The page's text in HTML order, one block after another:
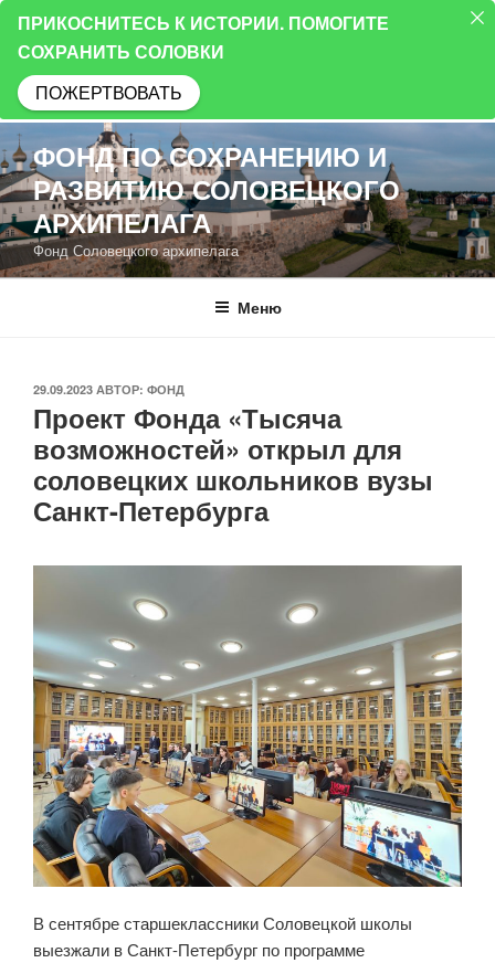
Перейти
к
содержимому
ФОНД ПО СОХРАНЕНИЮ И
РАЗВИТИЮ СОЛОВЕЦКОГО
АРХИПЕЛАГА
Фонд Соловецкого архипелага
Меню
ОПУБЛИКОВАНО
29.09.2023 АВТОР: ФОНД
Проект Фонда «Тысяча
возможностей» открыл для
соловецких школьников вузы
Санкт-Петербурга
В сентябре старшеклассники Соловецкой школы
выезжали в Санкт-Петербург по программе
ПРИКОСНИТЕСЬ К ИСТОРИИ. ПОМОГИТЕ
СОХРАНИТЬ СОЛОВКИ
ПОЖЕРТВОВАТЬ